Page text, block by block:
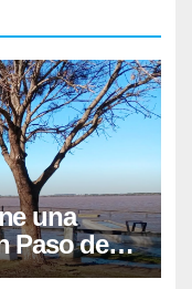
una
Paso de